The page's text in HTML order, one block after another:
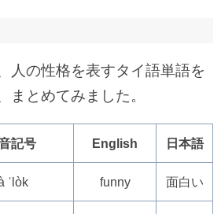
人の性格を表すタイ語単語を
まとめてみました。
記号 English 日本語
ˈlòk funny 面白い